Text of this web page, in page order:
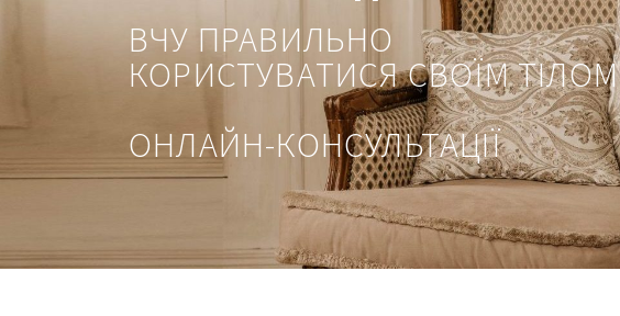
ВЧУ ПРАВИЛЬНО
КОРИСТУВАТИСЯ СВОЇМ ТІЛОМ
ОНЛАЙН-КОНСУЛЬТАЦІЇ